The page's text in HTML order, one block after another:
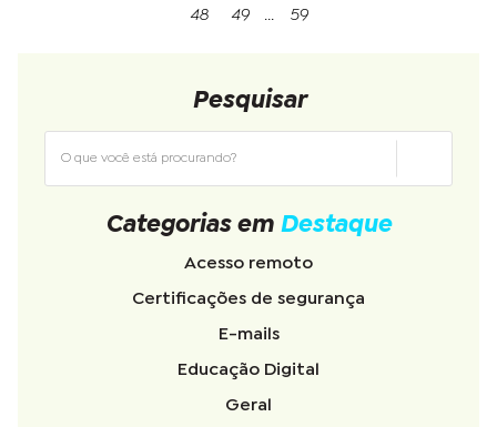
48 49 59
Pesquisar
Categorias em Destaque
Acesso remoto
Certificações de segurança
E-mails
Educação Digital
Geral